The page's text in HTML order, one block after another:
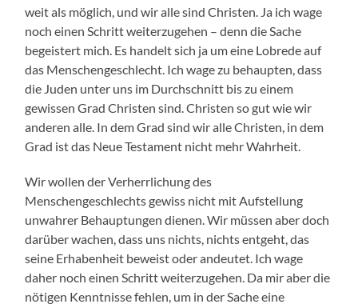
weit als möglich, und wir alle sind Christen. Ja ich wage
noch einen Schritt weiterzugehen – denn die Sache
begeistert mich. Es handelt sich ja um eine Lobrede auf
das Menschengeschlecht. Ich wage zu behaupten, dass
die Juden unter uns im Durchschnitt bis zu einem
gewissen Grad Christen sind. Christen so gut wie wir
anderen alle. In dem Grad sind wir alle Christen, in dem
Grad ist das Neue Testament nicht mehr Wahrheit.
Wir wollen der Verherrlichung des
Menschengeschlechts gewiss nicht mit Aufstellung
unwahrer Behauptungen dienen. Wir müssen aber doch
darüber wachen, dass uns nichts, nichts entgeht, das
seine Erhabenheit beweist oder andeutet. Ich wage
daher noch einen Schritt weiterzugehen. Da mir aber die
nötigen Kenntnisse fehlen, um in der Sache eine